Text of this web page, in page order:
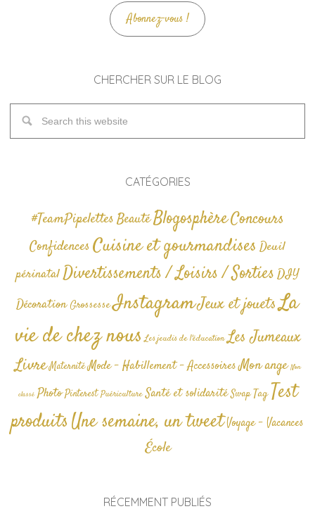
Abonnez-vous !
CHERCHER SUR LE BLOG
CATÉGORIES
#TeamPipelettesBeautéBlogosphèreConcours
Confidences Cuisine et gourmandises Deuil
périnatalDivertissements / Loisirs / SortiesDIY
Décoration GrossesseInstagramJeux et jouetsLa
vie de chez nous Les jeudis de l'éducation Les Jumeaux
Livre Maternité Mode - Habillement - AccessoiresMon ange Non
classé Photo Pinterest Puériculture Santé et solidarité Swap TagTest
produitsUne semaine, un tweetVoyage - Vacances
École
RÉCEMMENT PUBLIÉS